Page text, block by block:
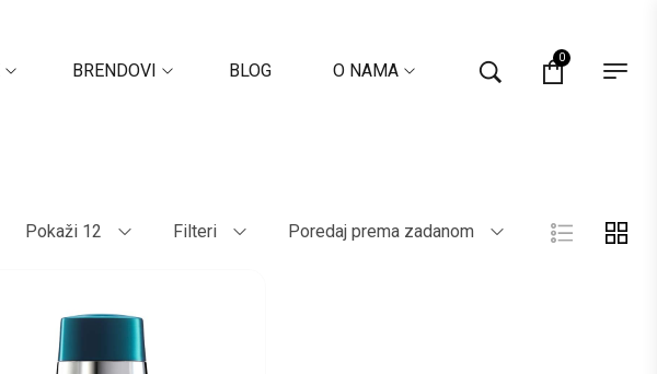
BRENDOVI BLOG O NAMA
0
Pokaži 12 Filteri Poredaj prema zadanom